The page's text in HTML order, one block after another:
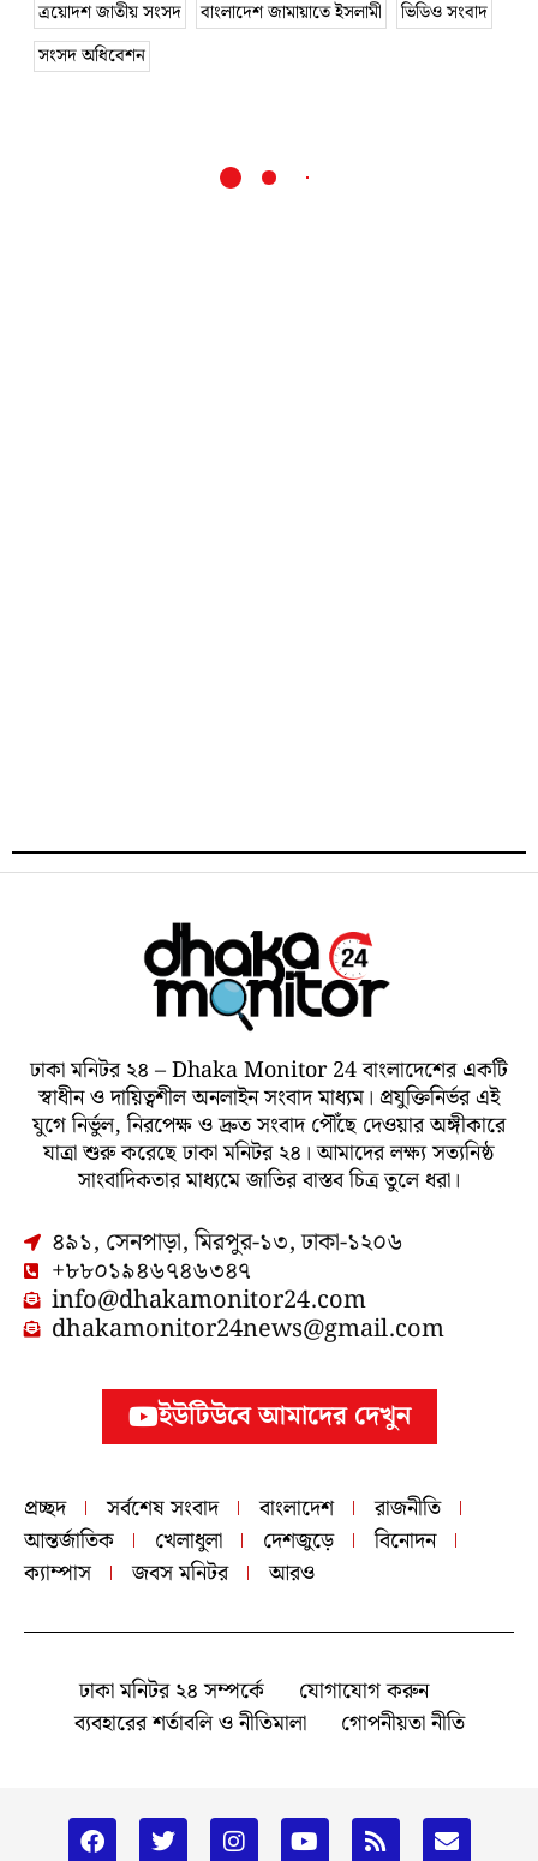
ত্রয়োদশ জাতীয় সংসদ
বাংলাদেশ জামায়াতে ইসলামী
ভিডিও সংবাদ
সংসদ অধিবেশন
ঢাকা মনিটর ২৪ – Dhaka Monitor 24 বাংলাদেশের একটি
স্বাধীন ও দায়িত্বশীল অনলাইন সংবাদ মাধ্যম। প্রযুক্তিনির্ভর এই
যুগে নির্ভুল, নিরপেক্ষ ও দ্রুত সংবাদ পৌঁছে দেওয়ার অঙ্গীকারে
যাত্রা শুরু করেছে ঢাকা মনিটর ২৪। আমাদের লক্ষ্য সত্যনিষ্ঠ
সাংবাদিকতার মাধ্যমে জাতির বাস্তব চিত্র তুলে ধরা।
৪৯১, সেনপাড়া, মিরপুর-১৩, ঢাকা-১২০৬
+৮৮০১৯৪৬৭৪৬৩৪৭
info@dhakamonitor24.com
dhakamonitor24news@gmail.com
ইউটিউবে আমাদের দেখুন
প্রচ্ছদ সর্বশেষ সংবাদ বাংলাদেশ
রাজনীতি
আন্তর্জাতিক
খেলাধুলা দেশজুড়ে
বিনোদন
ক্যাম্পাস
জবস মনিটর আরও
ঢাকা মনিটর ২৪ সম্পর্কে
যোগাযোগ করুন
ব্যবহারের শর্তাবলি ও নীতিমালা
গোপনীয়তা নীতি